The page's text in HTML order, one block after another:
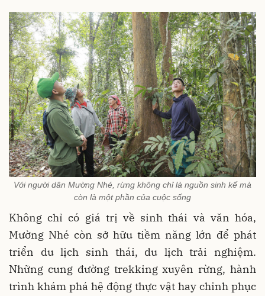
Với người dân Mường Nhé, rừng không chỉ là nguồn sinh kế mà
còn là một phần của cuộc sống
Không chỉ có giá trị về sinh thái và văn hóa,
Mường Nhé còn sở hữu tiềm năng lớn để phát
triển du lịch sinh thái, du lịch trải nghiệm.
Những cung đường trekking xuyên rừng, hành
trình khám phá hệ động thực vật hay chinh phục